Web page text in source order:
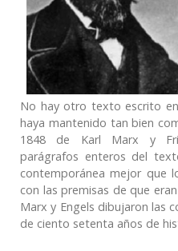
No hay otro texto escrito
haya mantenido tan bien
1848 de Karl Marx y
parágrafos enteros del
contemporánea mejor que
con las premisas de que
Marx y Engels dibujaron las
de ciento setenta años de